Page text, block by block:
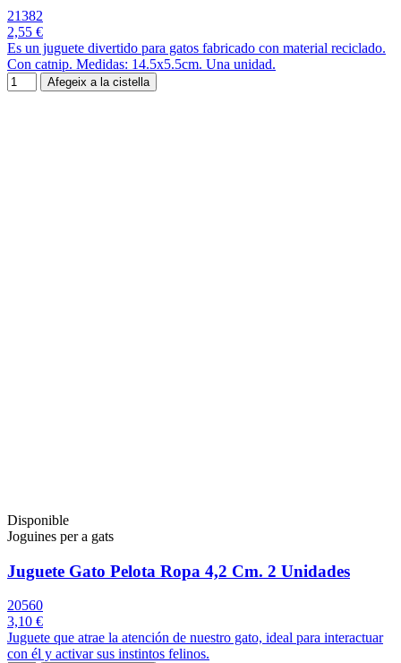
21382
2,55 €
Es un juguete divertido para gatos fabricado con material reciclado.
Con catnip. Medidas: 14.5x5.5cm. Una unidad.
Afegeix a la cistella
Disponible
Joguines per a gats
Juguete Gato Pelota Ropa 4,2 Cm. 2 Unidades
20560
3,10 €
Juguete que atrae la atención de nuestro gato, ideal para interactuar
con él y activar sus instintos felinos.